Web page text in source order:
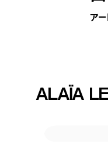
ア
ALAÏA LE